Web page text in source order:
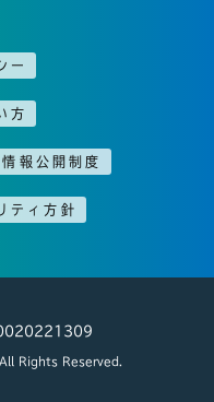
ー
方
報公開制度
ティ方針
Rights Reserved.